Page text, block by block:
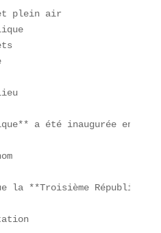
et plein air
a été inaugurée en
la **Troisième